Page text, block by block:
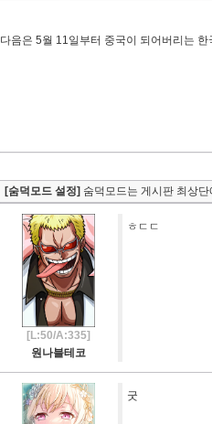
다음은 5월 11일부터 중국이 되어버리는 한
[숨덕모드 설정] 숨덕모드는 게시판 최상
[L:50/A:335]
원나블테코
ㅎㄷㄷ
굿